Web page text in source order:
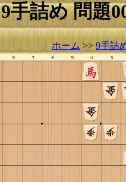
9手詰め 問題
ホーム >> 9手詰